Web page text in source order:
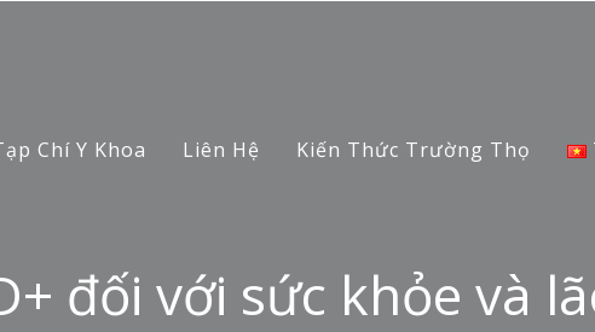
Chí Y Khoa Liên Hệ Kiến Thức Trường Thọ
đối với sức khỏe và